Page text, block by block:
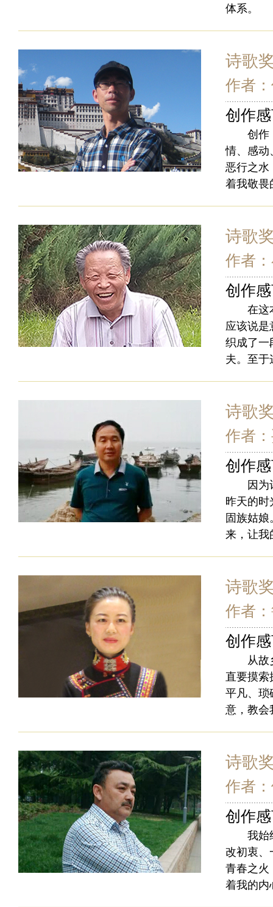
体系。
诗歌
作者
创作
创作《
情、感动
恶行之水
着我敬畏
诗歌
作者
创作
在这本
应该说是
织成了一
夫。至于
诗歌
作者
创作
因为诗
昨天的时
固族姑
来，让我
诗歌
作者
创作
从故乡
直要摸索
平凡、琐
意，教会
诗歌
作者
创作
我始终
改初衷、
青春之火
着我的内